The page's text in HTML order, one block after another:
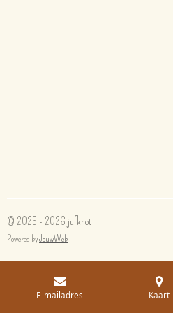
© 2025 - 2026 jufknot
Powered byJouwWeb
E-mailadres Kaart